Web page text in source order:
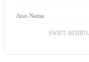
Atas Nama
SWIFT: